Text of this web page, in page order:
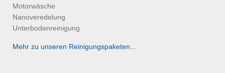
Motorwäsche
Nanoveredelung
Unterbodenreinigung
Mehr zu unseren Reinigungspaketen...